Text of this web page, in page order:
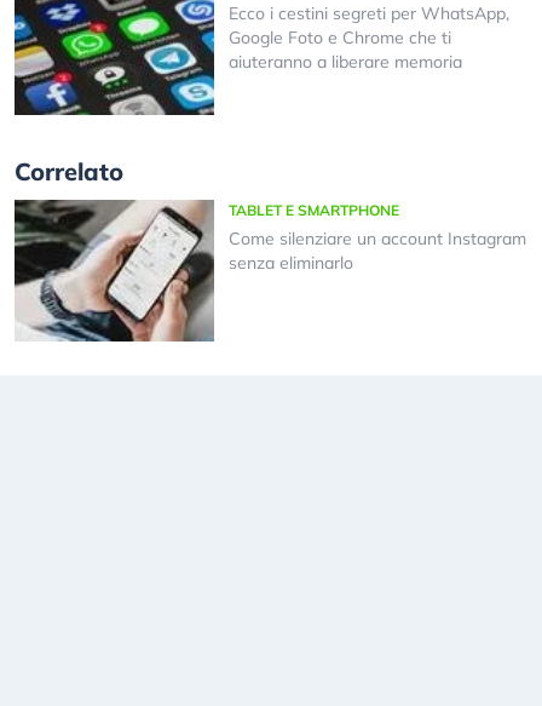
Ecco i cestini segreti per WhatsApp,
Google Foto e Chrome che ti
aiuteranno a liberare memoria
Correlato
TABLET E SMARTPHONE
Come silenziare un account Instagram
senza eliminarlo